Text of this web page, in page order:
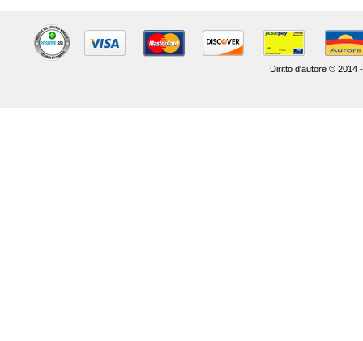
Diritto d'autore © 2014